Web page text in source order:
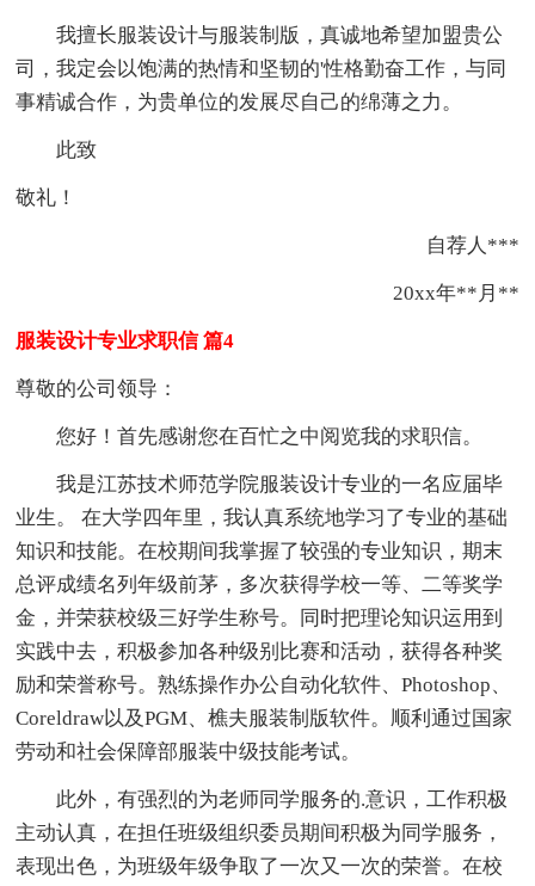
我擅长服装设计与服装制版，真诚地希望加盟贵公
司，我定会以饱满的热情和坚韧的'性格勤奋工作，与同
事精诚合作，为贵单位的发展尽自己的绵薄之力。
此致
敬礼！
自荐人***
20xx年**月**
服装设计专业求职信 篇4
尊敬的公司领导：
您好！首先感谢您在百忙之中阅览我的求职信。
我是江苏技术师范学院服装设计专业的一名应届毕
业生。 在大学四年里，我认真系统地学习了专业的基础
知识和技能。在校期间我掌握了较强的专业知识，期末
总评成绩名列年级前茅，多次获得学校一等、二等奖学
金，并荣获校级三好学生称号。同时把理论知识运用到
实践中去，积极参加各种级别比赛和活动，获得各种奖
励和荣誉称号。熟练操作办公自动化软件、Photoshop、
Coreldraw以及PGM、樵夫服装制版软件。顺利通过国家
劳动和社会保障部服装中级技能考试。
此外，有强烈的为老师同学服务的.意识，工作积极
主动认真，在担任班级组织委员期间积极为同学服务，
表现出色，为班级年级争取了一次又一次的荣誉。在校